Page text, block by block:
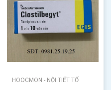
HOOCMON - NỘI TIẾT TỐ